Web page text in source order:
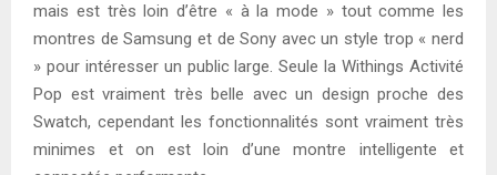
mais est très loin d’être « à la mode » tout comme les
montres de Samsung et de Sony avec un style trop « nerd
» pour intéresser un public large. Seule la Withings Activité
Pop est vraiment très belle avec un design proche des
Swatch, cependant les fonctionnalités sont vraiment très
minimes et on est loin d’une montre intelligente et